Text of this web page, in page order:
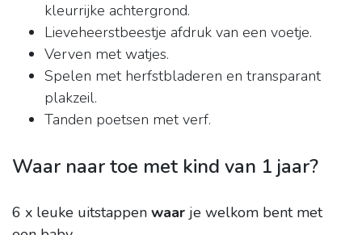
kleurrijke achtergrond.
Lieveheerstbeestje afdruk van een voetje.
Verven met watjes.
Spelen met herfstbladeren en transparant
plakzeil.
Tanden poetsen met verf.
Waar naar toe met kind van 1 jaar?
6 x leuke uitstappen waar je welkom bent met